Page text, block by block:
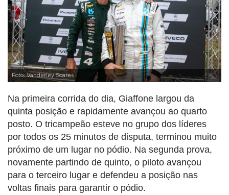
Foto: Vanderley Soares
Na primeira corrida do dia, Giaffone largou da
quinta posição e rapidamente avançou ao quarto
posto. O tricampeão esteve no grupo dos líderes
por todos os 25 minutos de disputa, terminou muito
próximo de um lugar no pódio. Na segunda prova,
novamente partindo de quinto, o piloto avançou
para o terceiro lugar e defendeu a posição nas
voltas finais para garantir o pódio.